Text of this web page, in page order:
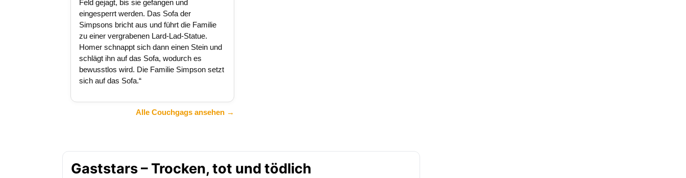
Feld gejagt, bis sie gefangen und
eingesperrt werden. Das Sofa der
Simpsons bricht aus und führt die Familie
zu einer vergrabenen Lard-Lad-Statue.
Homer schnappt sich dann einen Stein und
schlägt ihn auf das Sofa, wodurch es
bewusstlos wird. Die Familie Simpson setzt
sich auf das Sofa.“
Alle Couchgags ansehen →
Gaststars – Trocken, tot und tödlich